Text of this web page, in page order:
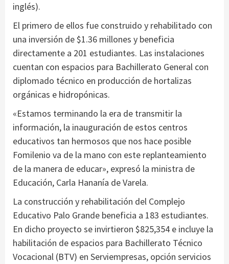
inglés).
El primero de ellos fue construido y rehabilitado con
una inversión de $1.36 millones y beneficia
directamente a 201 estudiantes. Las instalaciones
cuentan con espacios para Bachillerato General con
diplomado técnico en producción de hortalizas
orgánicas e hidropónicas.
«Estamos terminando la era de transmitir la
información, la inauguración de estos centros
educativos tan hermosos que nos hace posible
Fomilenio va de la mano con este replanteamiento
de la manera de educar», expresó la ministra de
Educación, Carla Hananía de Varela.
La construcción y rehabilitación del Complejo
Educativo Palo Grande beneficia a 183 estudiantes.
En dicho proyecto se invirtieron $825,354 e incluye la
habilitación de espacios para Bachillerato Técnico
Vocacional (BTV) en Serviempresas, opción servicios